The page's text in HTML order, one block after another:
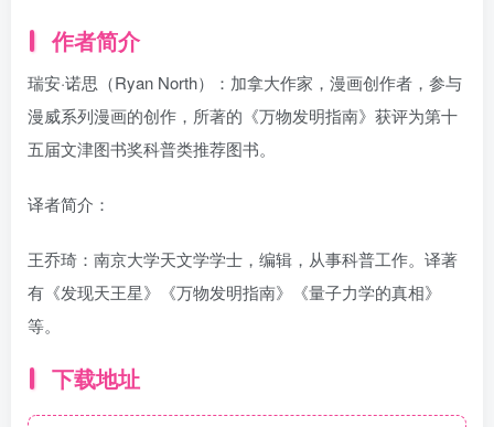
作者简介
瑞安·诺思（Ryan North）：加拿大作家，漫画创作者，参与
漫威系列漫画的创作，所著的《万物发明指南》获评为第十
五届文津图书奖科普类推荐图书。
译者简介：
王乔琦：南京大学天文学学士，编辑，从事科普工作。译著
有《发现天王星》《万物发明指南》《量子力学的真相》
等。
下载地址